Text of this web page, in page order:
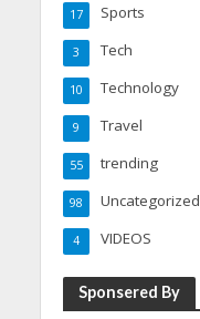
Sports
17
Tech
3
Technology
10
Travel
9
trending
55
Uncategorized
98
VIDEOS
4
Sponsered By